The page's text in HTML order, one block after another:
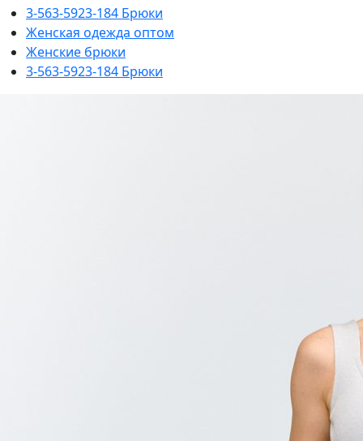
3-563-5923-184 Брюки
Женская одежда оптом
Женские брюки
3-563-5923-184 Брюки